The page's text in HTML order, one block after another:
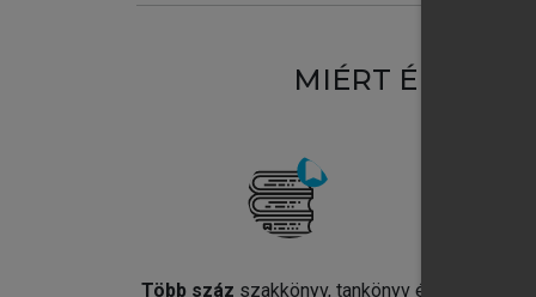
MIÉRT
Több száz szakkönyv, tankönyv és